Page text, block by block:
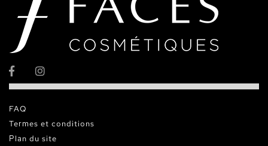
FAQ
Termes et conditions
Plan du site